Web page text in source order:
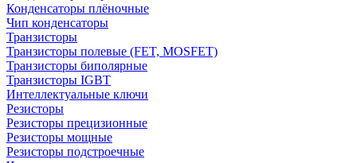
Конденсаторы плёночные
Чип конденсаторы
Транзисторы
Транзисторы полевые (FET, MOSFET)
Транзисторы биполярные
Транзисторы IGBT
Интеллектуальные ключи
Резисторы
Резисторы прецизионные
Резисторы мощные
Резисторы подстроечные